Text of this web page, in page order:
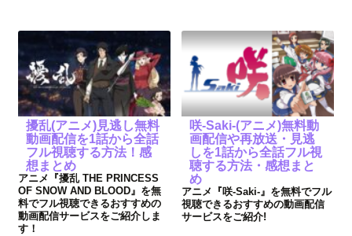
擾乱(アニメ)見逃し無料
動画配信を1話から全話
フル視聴する方法！感
想まとめ
アニメ『擾乱 THE PRINCESS
OF SNOW AND BLOOD』を無
料でフル視聴できるおすすめの
動画配信サービスをご紹介しま
す！
咲-Saki-(アニメ)無料動
画配信や再放送・見逃
しを1話から全話フル視
聴する方法・感想まと
め
アニメ『咲-Saki-』を無料でフル
視聴できるおすすめの動画配信
サービスをご紹介!